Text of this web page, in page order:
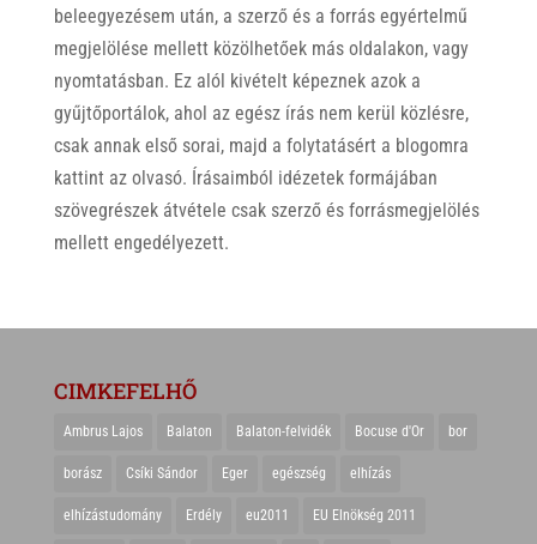
beleegyezésem után, a szerző és a forrás egyértelmű
megjelölése mellett közölhetőek más oldalakon, vagy
nyomtatásban. Ez alól kivételt képeznek azok a
gyűjtőportálok, ahol az egész írás nem kerül közlésre,
csak annak első sorai, majd a folytatásért a blogomra
kattint az olvasó. Írásaimból idézetek formájában
szövegrészek átvétele csak szerző és forrásmegjelölés
mellett engedélyezett.
CIMKEFELHŐ
Ambrus Lajos Balaton Balaton-felvidék Bocuse d'Or bor
borász Csíki Sándor Eger egészség elhízás
elhízástudomány Erdély eu2011 EU Elnökség 2011